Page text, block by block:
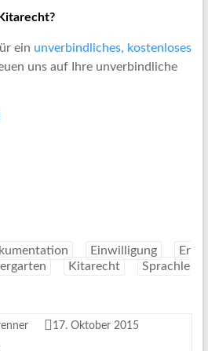
ein unverbindliches, kostenloses
uns auf Ihre unverbindliche
Einwilligung
Er
Kitarecht
Sprachle
17. Oktober 2015